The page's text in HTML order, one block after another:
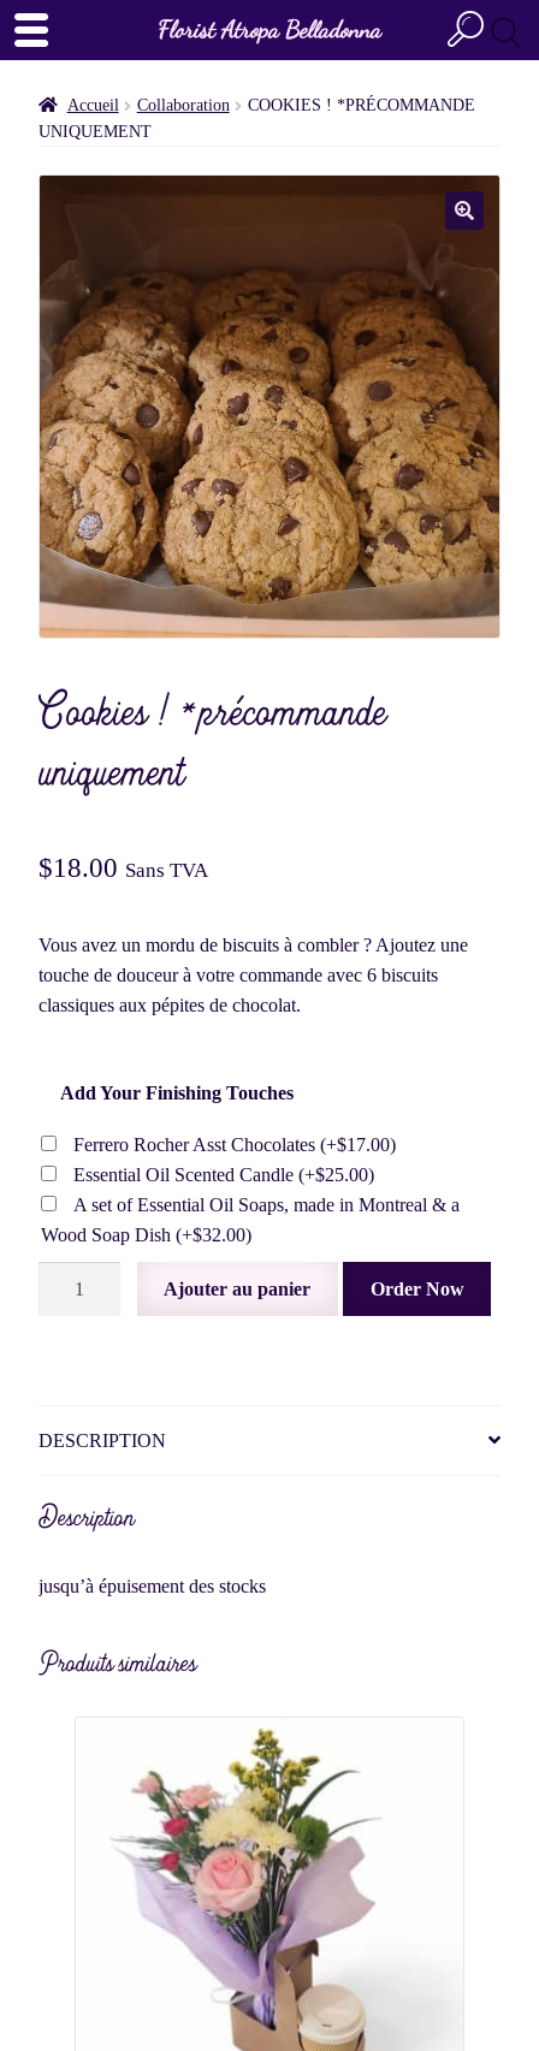
Accueil Collaboration
COOKIES ! *PRÉCOMMANDE
UNIQUEMENT
Cookies ! *précommande
uniquement
$18.00 Sans TVA
Vous avez un mordu de biscuits à combler ? Ajoutez une
touche de douceur à votre commande avec 6 biscuits
classiques aux pépites de chocolat.
Add Your Finishing Touches
Ferrero Rocher Asst Chocolates(+$17.00)
Essential Oil Scented Candle(+$25.00)
A set of Essential Oil Soaps, made in Montreal & a
Wood Soap Dish (+$32.00)
Ajouter au panier Order Now
DESCRIPTION
Description
jusqu’à épuisement des stocks
Produits similaires
Florist Atropa Belladonna